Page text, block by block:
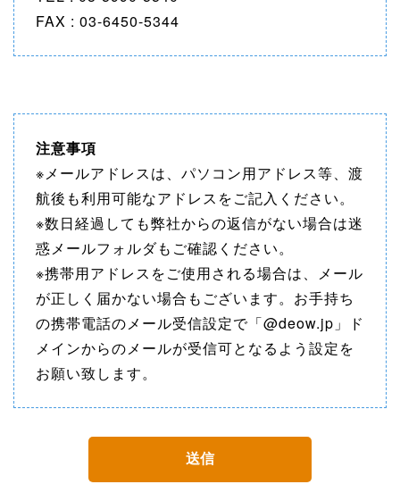
FAX : 03-6450-5344
注意事項
※メールアドレスは、パソコン用アドレス等、渡
航後も利用可能なアドレスをご記入ください。
※数日経過しても弊社からの返信がない場合は迷
惑メールフォルダもご確認ください。
※携帯用アドレスをご使用される場合は、メール
が正しく届かない場合もございます。お手持ち
の携帯電話のメール受信設定で「@deow.jp」ド
メインからのメールが受信可となるよう設定を
お願い致します。